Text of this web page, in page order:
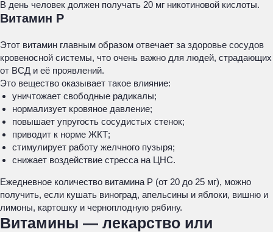
В день человек должен получать 20 мг никотиновой кислоты.
Витамин Р
Этот витамин главным образом отвечает за здоровье сосудов
кровеносной системы, что очень важно для людей, страдающих
от ВСД и её проявлений.
Это вещество оказывает такое влияние:
уничтожает свободные радикалы;
нормализует кровяное давление;
повышает упругость сосудистых стенок;
приводит к норме ЖКТ;
стимулирует работу желчного пузыря;
снижает воздействие стресса на ЦНС.
Ежедневное количество витамина Р (от 20 до 25 мг), можно
получить, если кушать виноград, апельсины и яблоки, вишню и
лимоны, картошку и черноплодную рябину.
Витамины — лекарство или